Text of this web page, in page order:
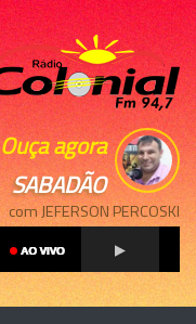
Ouça agora
SABADÃO
com JEFERSON PERCOSKI